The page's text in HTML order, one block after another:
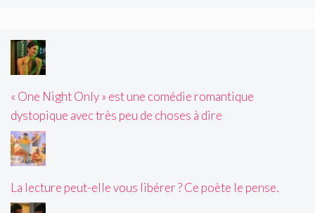
« One Night Only » est une comédie romantique
dystopique avec très peu de choses à dire
La lecture peut-elle vous libérer ? Ce poète le pense.